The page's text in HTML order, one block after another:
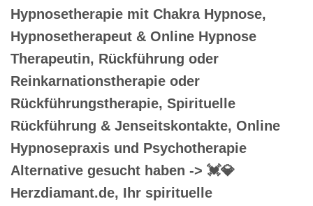
Hypnosetherapie mit Chakra Hypnose,
Hypnosetherapeut & Online Hypnose
Therapeutin, Rückführung oder
Reinkarnationstherapie oder
Rückführungstherapie, Spirituelle
Rückführung & Jenseitskontakte, Online
Hypnosepraxis und Psychotherapie
Alternative gesucht haben -> 💓️💎
Herzdiamant.de, Ihr spirituelle